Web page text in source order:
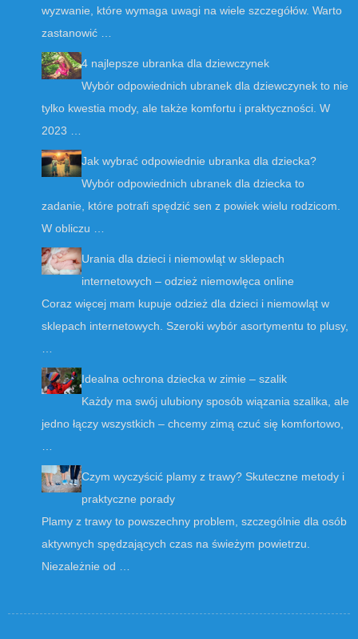
wyzwanie, które wymaga uwagi na wiele szczegółów. Warto
zastanowić …
4 najlepsze ubranka dla dziewczynek
Wybór odpowiednich ubranek dla dziewczynek to nie
tylko kwestia mody, ale także komfortu i praktyczności. W
2023 …
Jak wybrać odpowiednie ubranka dla dziecka?
Wybór odpowiednich ubranek dla dziecka to
zadanie, które potrafi spędzić sen z powiek wielu rodzicom.
W obliczu …
Urania dla dzieci i niemowląt w sklepach
internetowych – odzież niemowlęca online
Coraz więcej mam kupuje odzież dla dzieci i niemowląt w
sklepach internetowych. Szeroki wybór asortymentu to plusy,
…
Idealna ochrona dziecka w zimie – szalik
Każdy ma swój ulubiony sposób wiązania szalika, ale
jedno łączy wszystkich – chcemy zimą czuć się komfortowo,
…
Czym wyczyścić plamy z trawy? Skuteczne metody i
praktyczne porady
Plamy z trawy to powszechny problem, szczególnie dla osób
aktywnych spędzających czas na świeżym powietrzu.
Niezależnie od …